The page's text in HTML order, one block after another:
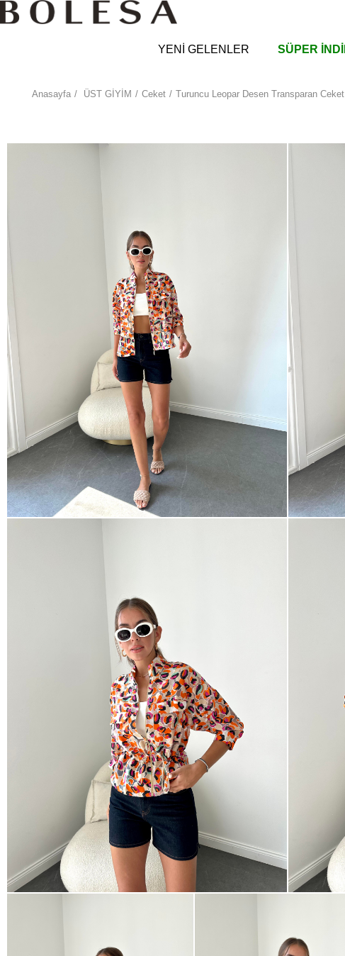
YENİ GELENLER SÜPER
Anasayfa ÜST GİYİM Ceket Turuncu Leopar Desen Transparan Ceket